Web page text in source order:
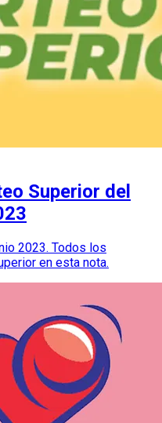
Superior del
2023. Todos los
en esta nota.